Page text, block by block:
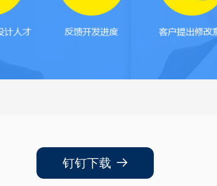
钉钉下载 뀠